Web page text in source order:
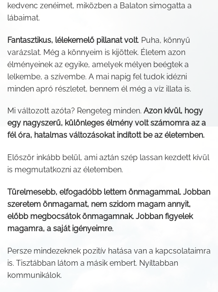
kedvenc zenéimet, miközben a Balaton simogatta a
lábaimat.
Fantasztikus, lélekemelő pillanat volt. Puha, könnyű
varázslat. Még a könnyeim is kijöttek. Életem azon
élményeinek az egyike, amelyek mélyen beégtek a
lelkembe, a szívembe. A mai napig fel tudok idézni
minden apró részletet, bennem él még a víz illata is.
Mi változott azóta? Rengeteg minden. Azon kívül, hogy
egy nagyszerű, különleges élmény volt számomra az a
fél óra, hatalmas változásokat indított be az életemben.
Először inkább belül, ami aztán szép lassan kezdett kívül
is megmutatkozni az életemben.
Türelmesebb, elfogadóbb lettem önmagammal. Jobban
szeretem önmagamat, nem szidom magam annyit,
előbb megbocsátok önmagamnak. Jobban figyelek
magamra, a saját igényeimre.
Persze mindezeknek pozitív hatása van a kapcsolataimra
is. Tisztábban látom a másik embert. Nyíltabban
kommunikálok.